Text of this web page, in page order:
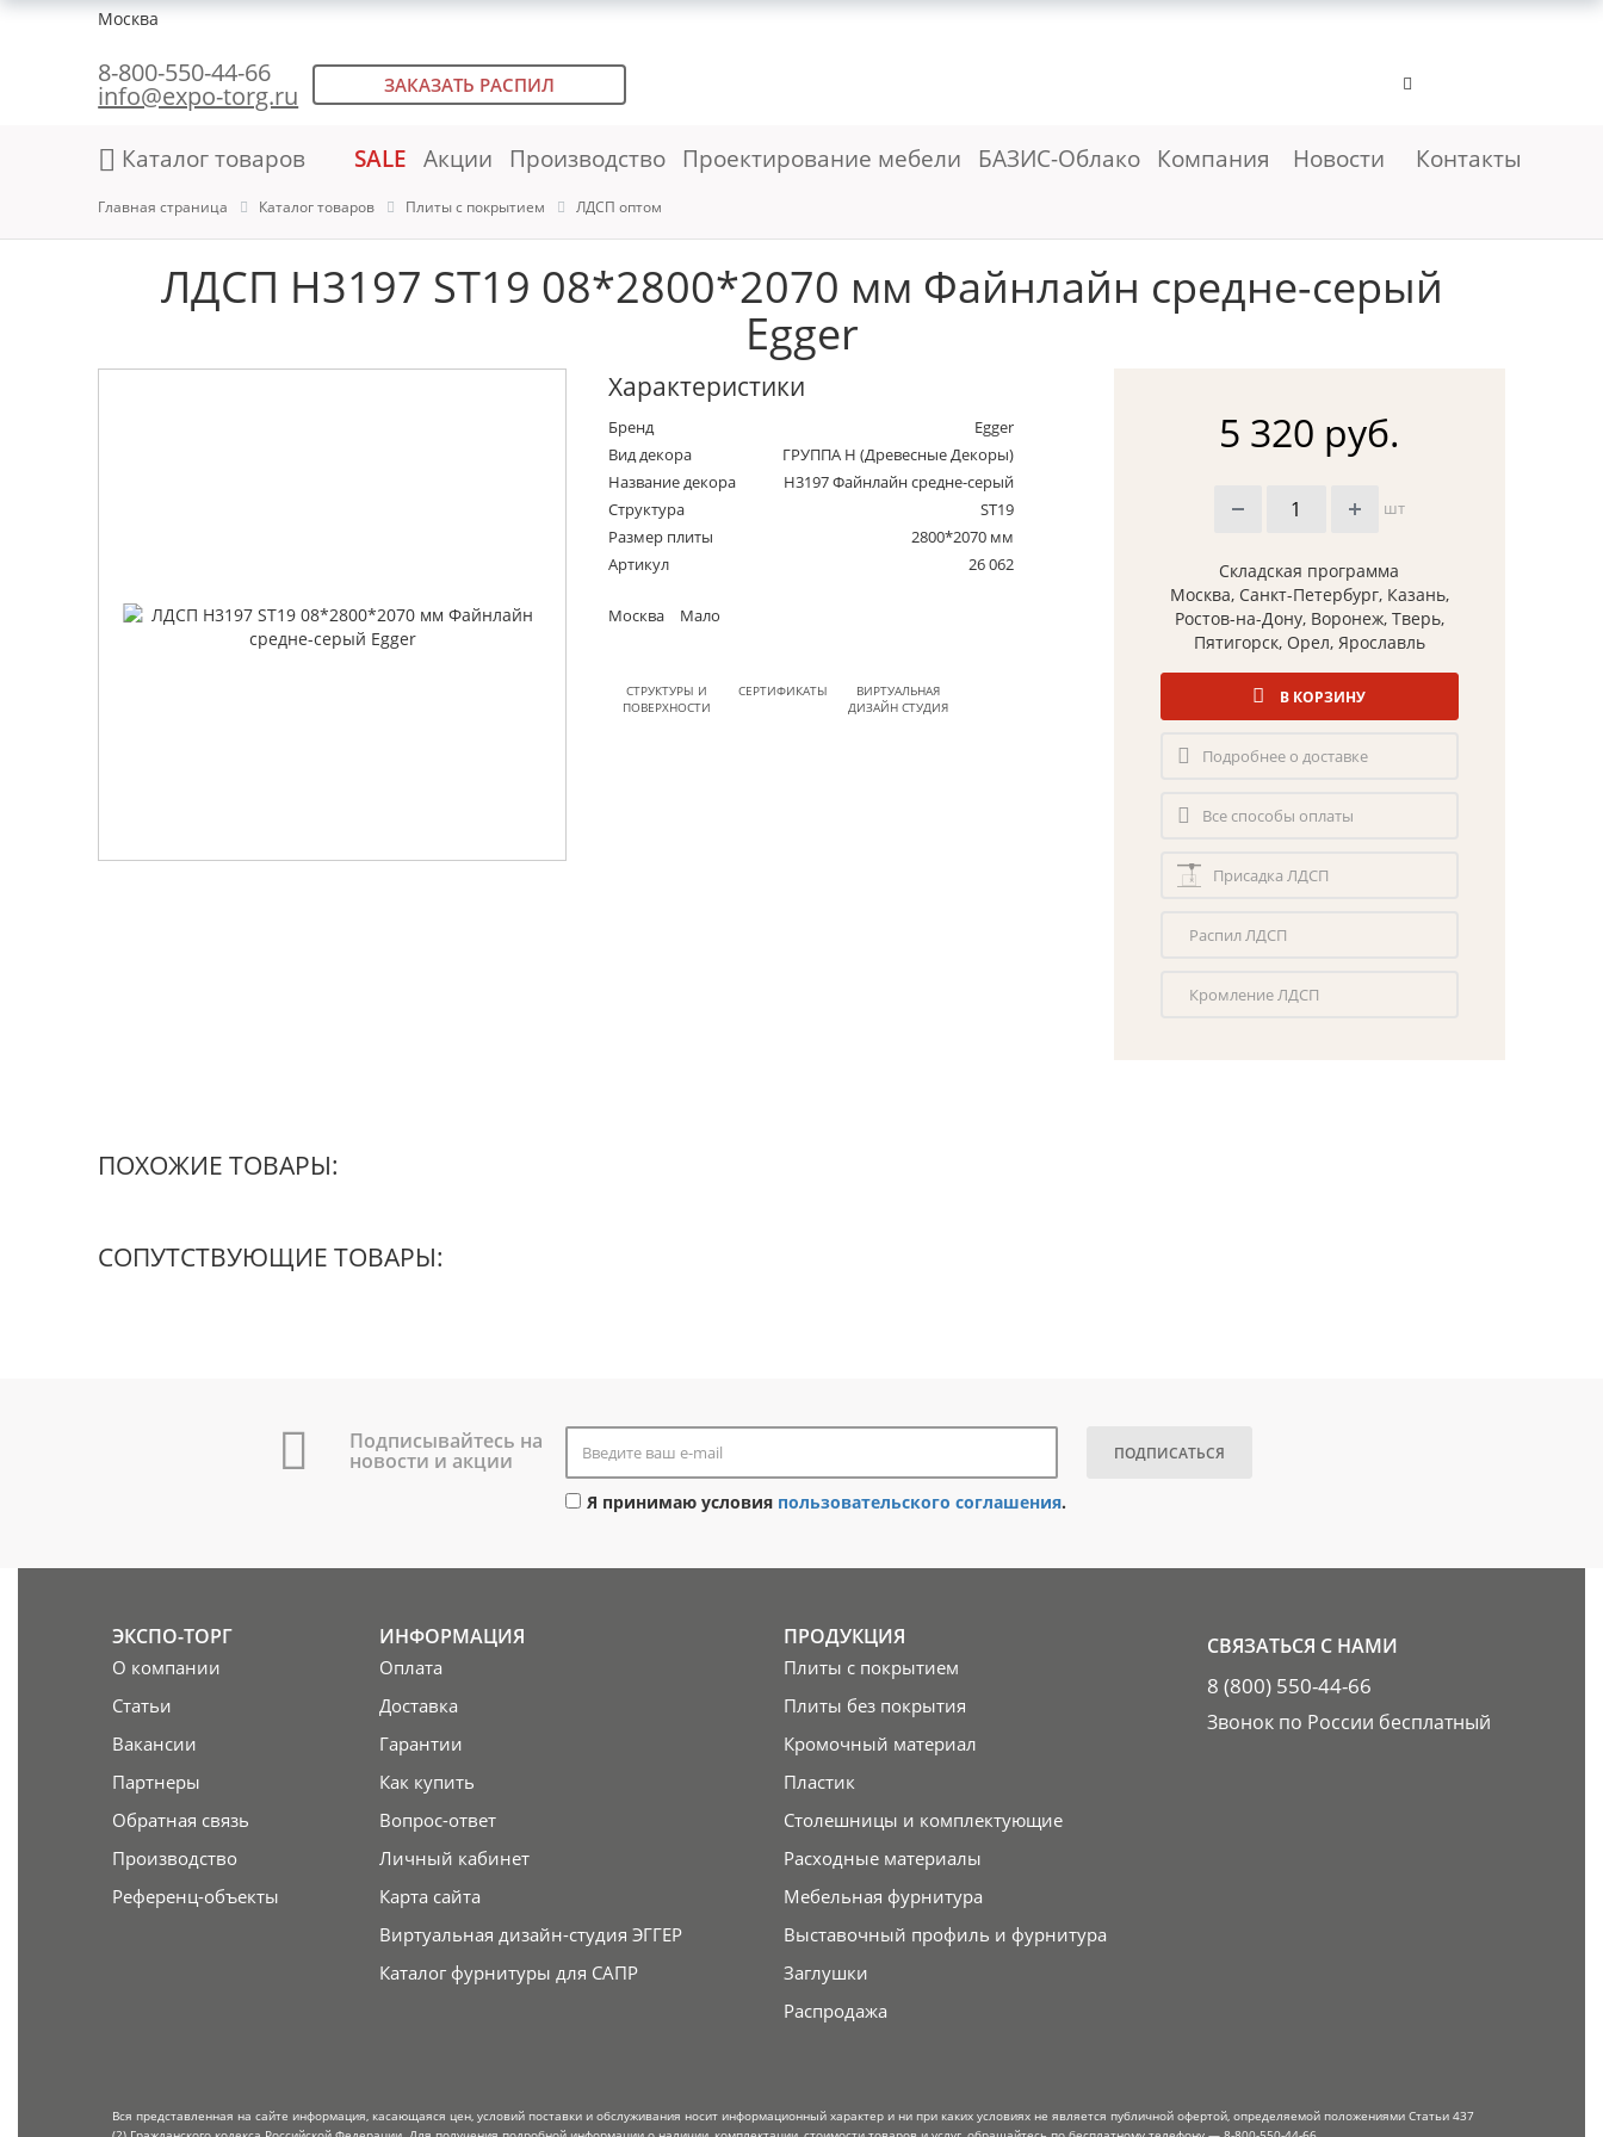
Москва
8-800-550-44-66
info@expo-torg.ru ЗАКАЗАТЬ РАСПИЛ
Каталог товаров SALE Акции Производство Проектирование мебели БАЗИС-Облако Компания Новости Контакты
Главная страница Каталог товаров Плиты с покрытием ЛДСП оптом
ЛДСП H3197 ST19 08*2800*2070 мм Файнлайн средне-серый
Egger
Характеристики
Бренд
Egger
Вид декора
ГРУППА Н (Древесные Декоры)
Название декора
H3197 Файнлайн средне-серый
Структура
ST19
Размер плиты
2800*2070 мм
Артикул
26 062
Москва Мало
СТРУКТУРЫ И
ПОВЕРХНОСТИ
СЕРТИФИКАТЫ
ВИРТУАЛЬНАЯ
ДИЗАЙН СТУДИЯ
5 320 руб.
шт
Складская программа
Москва, Санкт-Петербург, Казань,
Ростов-на-Дону, Воронеж, Тверь,
Пятигорск, Орел, Ярославль
В КОРЗИНУ
Подробнее о доставке
Все способы оплаты
Присадка ЛДСП
Распил ЛДСП
Кромление ЛДСП
ПОХОЖИЕ ТОВАРЫ:
СОПУТСТВУЮЩИЕ ТОВАРЫ:
Подписывайтесь на
новости и акции ПОДПИСАТЬСЯ
Я принимаю условия пользовательского соглашения.
ЭКСПО-ТОРГ
О компании
Статьи
Вакансии
Партнеры
Обратная связь
Производство
Референц-объекты
ИНФОРМАЦИЯ
Оплата
Доставка
Гарантии
Как купить
Вопрос-ответ
Личный кабинет
Карта сайта
Виртуальная дизайн-студия ЭГГЕР
Каталог фурнитуры для САПР
ПРОДУКЦИЯ
Плиты с покрытием
Плиты без покрытия
Кромочный материал
Пластик
Столешницы и комплектующие
Расходные материалы
Мебельная фурнитура
Выставочный профиль и фурнитура
Заглушки
Распродажа
СВЯЗАТЬСЯ С НАМИ
8 (800) 550-44-66
Звонок по России бесплатный
Вся представленная на сайте информация, касающаяся цен, условий поставки и обслуживания носит информационный характер и ни при каких условиях не является публичной офертой, определяемой положениями Статьи 437